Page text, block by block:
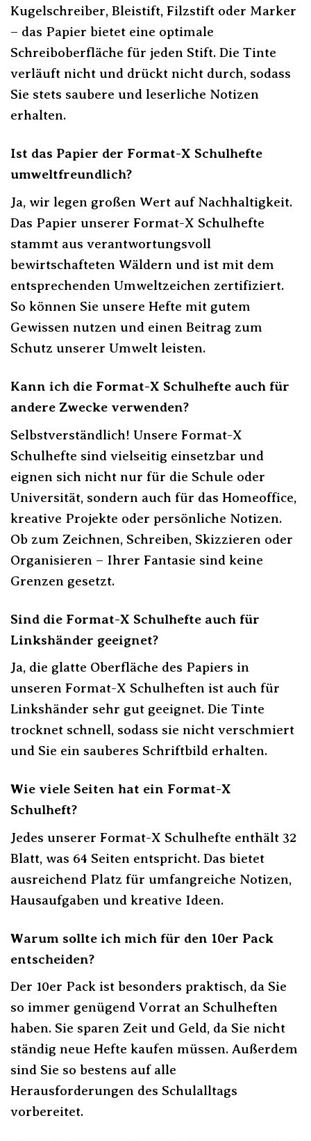
Kugelschreiber, Bleistift, Filzstift oder Marker
– das Papier bietet eine optimale
Schreiboberfläche für jeden Stift. Die Tinte
verläuft nicht und drückt nicht durch, sodass
Sie stets saubere und leserliche Notizen
erhalten.
Ist das Papier der Format-X Schulhefte
umweltfreundlich?
Ja, wir legen großen Wert auf Nachhaltigkeit.
Das Papier unserer Format-X Schulhefte
stammt aus verantwortungsvoll
bewirtschafteten Wäldern und ist mit dem
entsprechenden Umweltzeichen zertifiziert.
So können Sie unsere Hefte mit gutem
Gewissen nutzen und einen Beitrag zum
Schutz unserer Umwelt leisten.
Kann ich die Format-X Schulhefte auch für
andere Zwecke verwenden?
Selbstverständlich! Unsere Format-X
Schulhefte sind vielseitig einsetzbar und
eignen sich nicht nur für die Schule oder
Universität, sondern auch für das Homeoffice,
kreative Projekte oder persönliche Notizen.
Ob zum Zeichnen, Schreiben, Skizzieren oder
Organisieren – Ihrer Fantasie sind keine
Grenzen gesetzt.
Sind die Format-X Schulhefte auch für
Linkshänder geeignet?
Ja, die glatte Oberfläche des Papiers in
unseren Format-X Schulheften ist auch für
Linkshänder sehr gut geeignet. Die Tinte
trocknet schnell, sodass sie nicht verschmiert
und Sie ein sauberes Schriftbild erhalten.
Wie viele Seiten hat ein Format-X
Schulheft?
Jedes unserer Format-X Schulhefte enthält 32
Blatt, was 64 Seiten entspricht. Das bietet
ausreichend Platz für umfangreiche Notizen,
Hausaufgaben und kreative Ideen.
Warum sollte ich mich für den 10er Pack
entscheiden?
Der 10er Pack ist besonders praktisch, da Sie
so immer genügend Vorrat an Schulheften
haben. Sie sparen Zeit und Geld, da Sie nicht
ständig neue Hefte kaufen müssen. Außerdem
sind Sie so bestens auf alle
Herausforderungen des Schulalltags
vorbereitet.